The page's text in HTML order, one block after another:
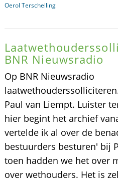
Oerol Terschelling
BNR Nieuwsradio
Op BNR Nieuwsradio
Paul van Liempt. Luister
hier begint het archief
vertelde ik al over de
bestuurders besturen' bij
toen hadden we het over
over wethouders. Het is